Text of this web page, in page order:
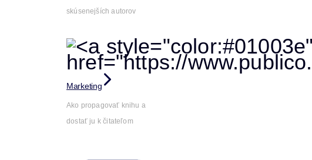
skúsenejších autorov
Marketing
Ako propagovať knihu a
dostať ju k čitateľom